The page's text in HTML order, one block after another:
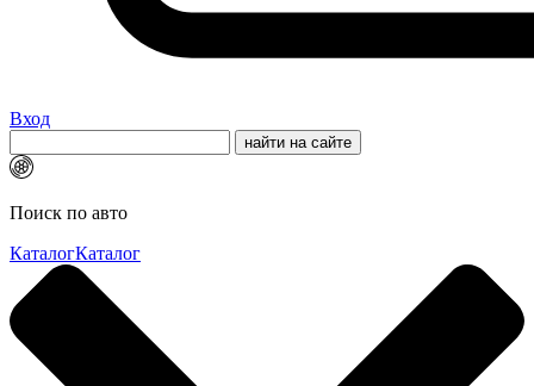
Вход
Поиск по авто
КаталогКаталог